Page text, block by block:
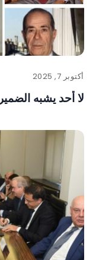
أكتوبر 7, 2025
لا أحد يشبه الضمير